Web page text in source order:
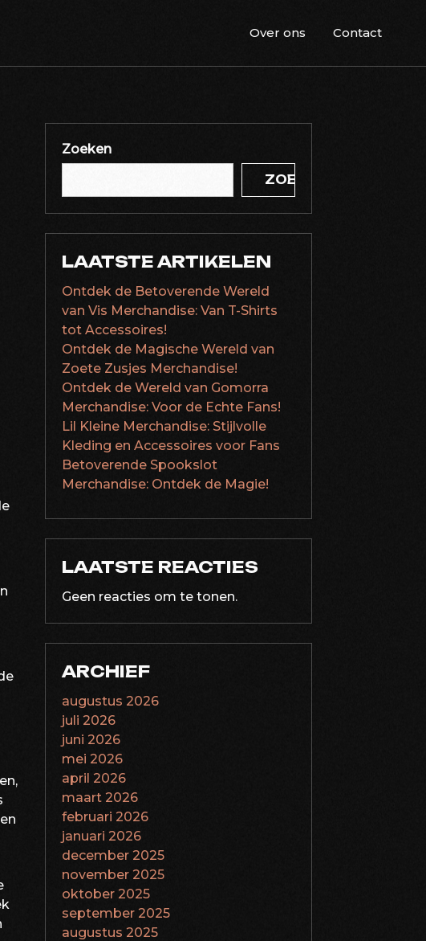
Over ons Contact
Zoeken
ZOEKEN
LAATSTE ARTIKELEN
Ontdek de Betoverende Wereld
van Vis Merchandise: Van T-Shirts
tot Accessoires!
Ontdek de Magische Wereld van
Zoete Zusjes Merchandise!
Ontdek de Wereld van Gomorra
Merchandise: Voor de Echte Fans!
Lil Kleine Merchandise: Stijlvolle
Kleding en Accessoires voor Fans
Betoverende Spookslot
Merchandise: Ontdek de Magie!
LAATSTE REACTIES
Geen reacties om te tonen.
ARCHIEF
augustus 2026
juli 2026
juni 2026
mei 2026
april 2026
maart 2026
februari 2026
januari 2026
december 2025
november 2025
oktober 2025
september 2025
augustus 2025